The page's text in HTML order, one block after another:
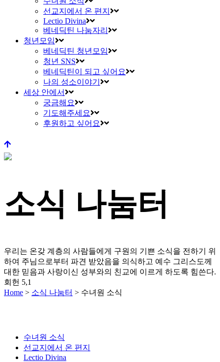
선교지에서 온 편지
Lectio Divina
베네딕틴 나눔자리
청년모임
베네딕틴 청년모임
청년 SNS
베네딕틴이 되고 싶어요
나의 성소이야기
세상 안에서
궁금해요
기도해주세요
후원하고 싶어요
소식 나눔터
우리는 온갖 계층의 사람들에게 구원의 기쁜 소식을 전하기 위
하여 주님으로부터 파견 받았음을 의식하고 예수 그리스도께
대한 믿음과 사랑이신 성부와의 친교에 이르게 하도록 힘쓴다.
회헌 5,1
Home > 소식 나눔터 > 수녀원 소식
수녀원 소식
선교지에서 온 편지
Lectio Divina